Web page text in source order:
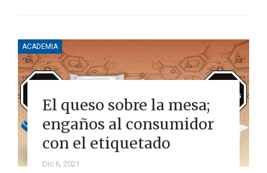
ACADEMIA
El queso sobre la mesa;
engaños al consumidor
con el etiquetado
Dic 6, 2021